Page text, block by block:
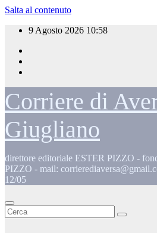
Salta al contenuto
9 Agosto 2026 10:58
Corriere di
Giugliano
direttore editoriale ESTER PIZZO -
PIZZO - mail:
12/05